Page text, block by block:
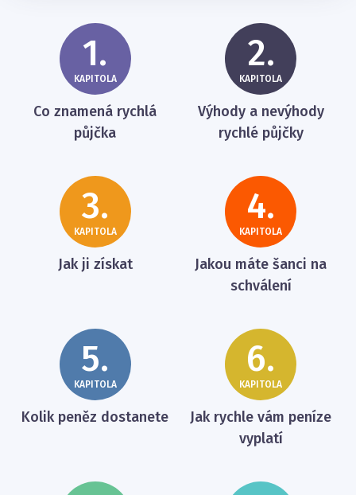
1.
KAPITOLA
Co znamená rychlá
půjčka
2.
KAPITOLA
Výhody a nevýhody
rychlé půjčky
3.
KAPITOLA
Jak ji získat
4.
KAPITOLA
Jakou máte šanci na
schválení
5.
KAPITOLA
Kolik peněz dostanete
6.
KAPITOLA
Jak rychle vám peníze
vyplatí